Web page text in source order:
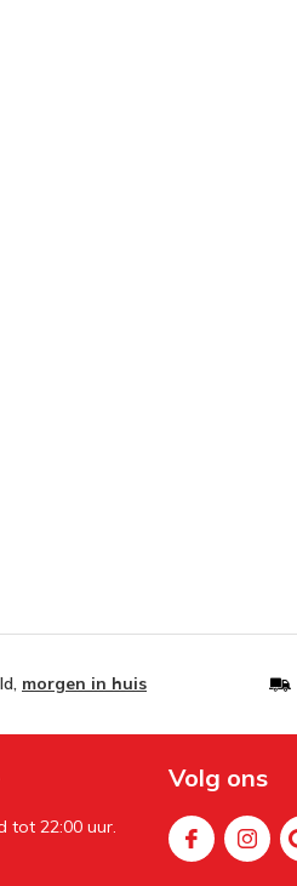
morgen in huis
tot 22:00 uur.
Volg ons